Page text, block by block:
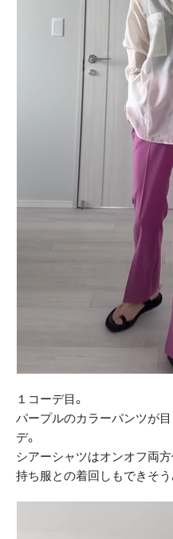
１コーデ目。
パープルのカラーパンツが
デ。
シアーシャツはオンオフ両
持ち服との着回しもできそう